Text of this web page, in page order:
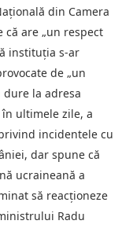
din Camera
are „un respect
instituția s-ar
de „un
dure la adresa
ultimele zile, a
incidentele cu
dar spune că
ucraineană a
să reacționeze
Radu